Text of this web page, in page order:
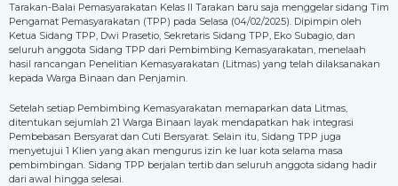
Tarakan-Balai Pemasyarakatan Kelas II Tarakan baru saja menggelar sidang Tim
Pengamat Pemasyarakatan (TPP) pada Selasa (04/02/2025). Dipimpin oleh
Ketua Sidang TPP, Dwi Prasetio, Sekretaris Sidang TPP, Eko Subagio, dan
seluruh anggota Sidang TPP dari Pembimbing Kemasyarakatan, menelaah
hasil rancangan Penelitian Kemasyarakatan (Litmas) yang telah dilaksanakan
kepada Warga Binaan dan Penjamin.
Setelah setiap Pembimbing Kemasyarakatan memaparkan data Litmas,
ditentukan sejumlah 21 Warga Binaan layak mendapatkan hak integrasi
Pembebasan Bersyarat dan Cuti Bersyarat. Selain itu, Sidang TPP juga
menyetujui 1 Klien yang akan mengurus izin ke luar kota selama masa
pembimbingan. Sidang TPP berjalan tertib dan seluruh anggota sidang hadir
dari awal hingga selesai.